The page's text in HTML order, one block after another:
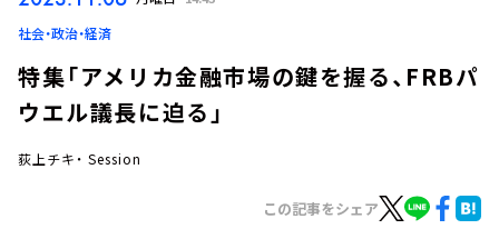
社会・政治・経済
特集「アメリカ金融市場の鍵を握る、FRBパ
ウエル議長に迫る」
荻上チキ・ Session
この記事をシェア